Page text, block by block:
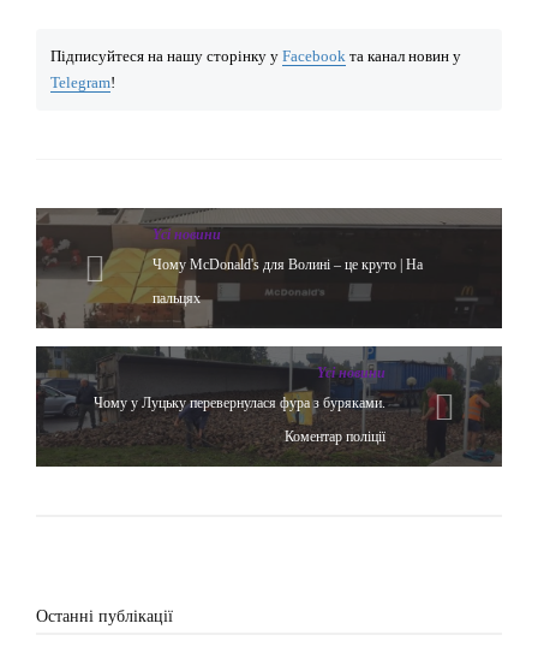
Підписуйтеся на нашу сторінку у Facebook та канал новин у
Telegram!
Yсі новини
Чому McDonald's для Волині – це круто | На
пальцях
Yсі новини
Чому у Луцьку перевернулася фура з буряками.
Коментар поліції
Останні публікації